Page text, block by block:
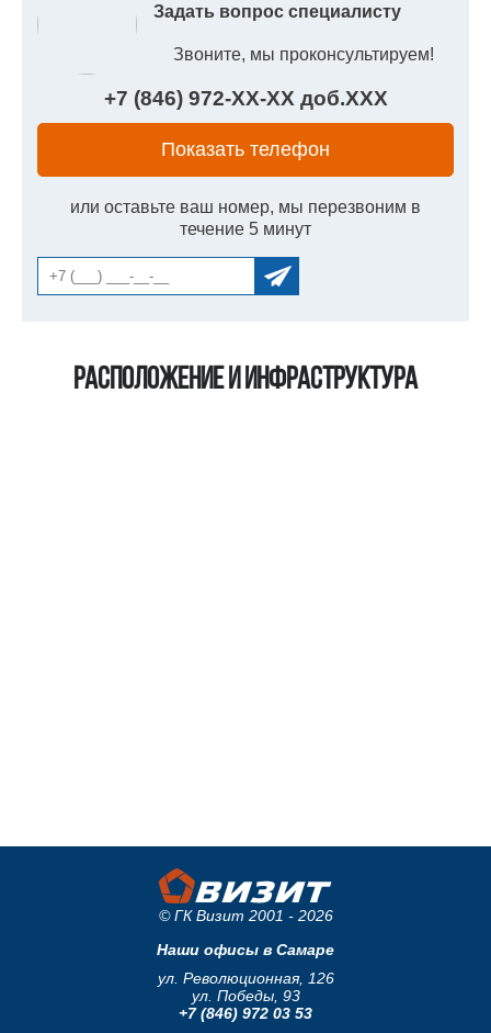
Задать вопрос специалисту
Звоните, мы проконсультируем!
+7 (846) 972-XX-XX доб.XXX
Показать телефон
или оставьте ваш номер, мы перезвоним в
течение 5 минут
Расположение и инфраструктура
© ГК Визит 2001 - 2026
Наши офисы в Самаре
ул. Революционная, 126
ул. Победы, 93
+7 (846) 972 03 53